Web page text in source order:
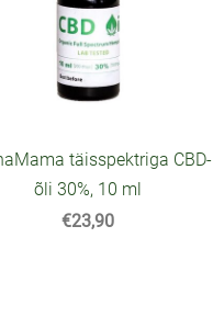
täisspektriga CBD-
õli 30%, 10 ml
€23,90